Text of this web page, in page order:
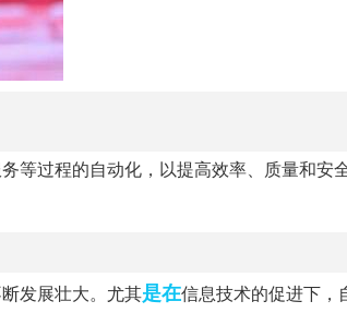
等过程的自动化，以提高效率、质量和安
发展壮大。尤其是在信息技术的促进下，